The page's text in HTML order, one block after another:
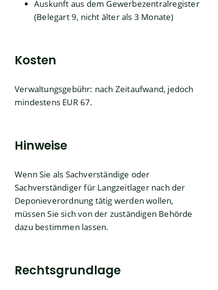
Auskunft aus dem Gewerbezentralregister
(Belegart 9, nicht älter als 3 Monate)
Kosten
Verwaltungsgebühr: nach Zeitaufwand, jedoch
mindestens EUR 67.
Hinweise
Wenn Sie als Sachverständige oder
Sachverständiger für Langzeitlager nach der
Deponieverordnung tätig werden wollen,
müssen Sie sich von der zuständigen Behörde
dazu bestimmen lassen.
Rechtsgrundlage